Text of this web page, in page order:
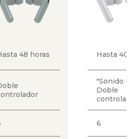
48 horas Hasta
"Sonido
Doble
6